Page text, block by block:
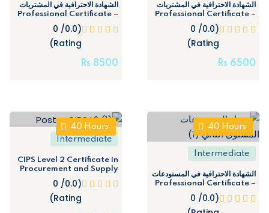
الشهادة الاحترافية في المشتريات
– Professional Certificate
in Purchasing (Level 2)
(0.0/ 0
Rating)
6500
Rs
الشهادة الاحترافية في المشتريات
– Professional Certificate
in Purchasing (Level 2)
(0.0/ 0
Rating)
8500
Rs
40 Hours
Intermediate
الشهادة الاحترافية في المستودعات
– Professional Certificate
in Warehouse (Level 2)
(0.0/ 0
40 Hours
Intermediate
CIPS Level 2 Certificate in
Procurement and Supply
Operations
(0.0/ 0
Rating)